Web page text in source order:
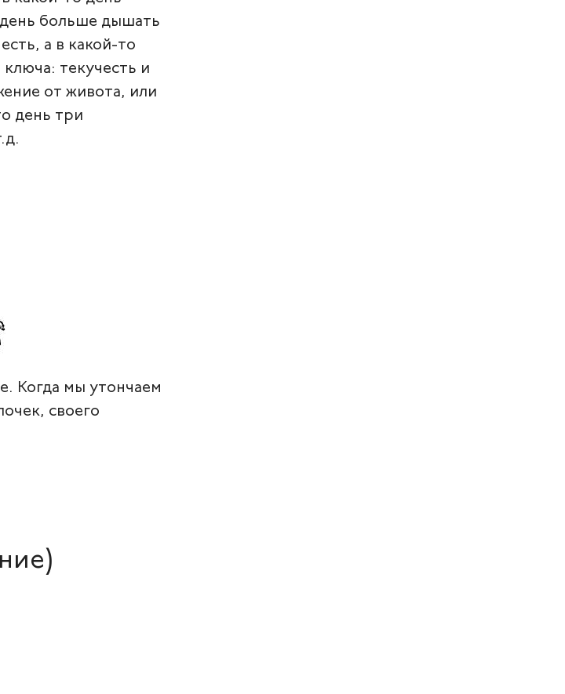
день больше дышать
а в какой-то
текучесть и
от живота, или
день три
Когда мы утончаем
своего